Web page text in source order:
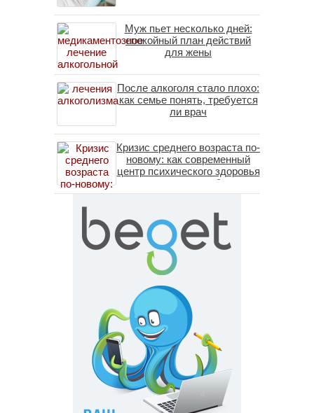
Муж пьет несколько дней:
спокойный план действий
для жены
После алкоголя стало плохо:
как семье понять, требуется
ли врач
Кризис среднего возраста по-
новому: как современный
центр психического здоровья
помогает пересобрать
личность без таблеток